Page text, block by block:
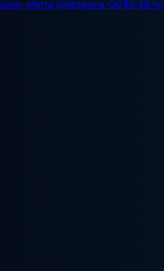
oferta limitowana. Od $2.48/